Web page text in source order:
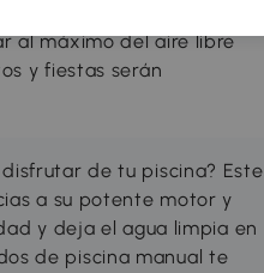
cómodos y elegantes,
al máximo del aire libre
y fiestas serán
de tu piscina? Este
a su potente motor y
y deja el agua limpia en
de piscina manual te